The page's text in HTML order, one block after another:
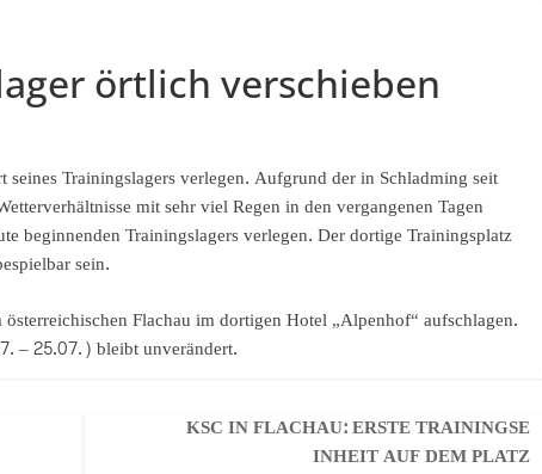
örtlich verschieben
Trainingslagers verlegen. Aufgrund der in Schladming seit
mit sehr viel Regen in den vergangenen Tagen
beginnenden Trainingslagers verlegen. Der dortige Trainingsplatz
sein.
Flachau im dortigen Hotel „Alpenhof“ aufschlagen.
– 25.07.) bleibt unverändert.
KSC IN FLACHAU: ERSTE TRAININGSE
INHEIT AUF DEM PLATZ